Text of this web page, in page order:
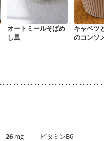
オートミールそばめ
し風
キャベツ
のコンソ
26 mg
ビタミンB6